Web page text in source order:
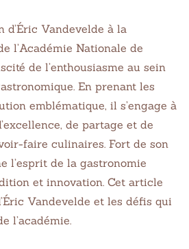
d’Éric Vandevelde à la
l’Académie Nationale de
de l’enthousiasme au sein
En prenant les
emblématique, il s’engage à
de partage et de
faire culinaires. Fort de son
l’esprit de la gastronomie
et innovation. Cet article
Vandevelde et les défis qui
l’académie.